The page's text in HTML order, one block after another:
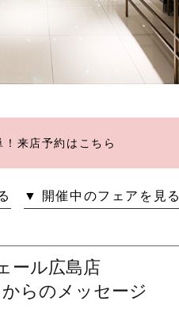
！来店予約はこちら
▼ 開催中のフェアを見る
ール広島店
らのメッセージ